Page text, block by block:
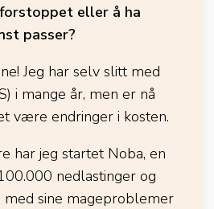
eller å ha
passer?
Jeg har selv slitt med
i mange år, men er nå
være endringer i kosten.
har jeg startet Noba, en
nedlastinger og
med sine mageproblemer